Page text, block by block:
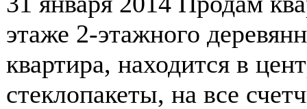
этаже 2-этажного
квартира, находится в
стеклопакеты, на все